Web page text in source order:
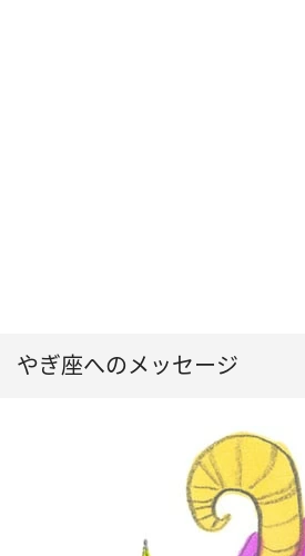
やぎ座へのメッセージ